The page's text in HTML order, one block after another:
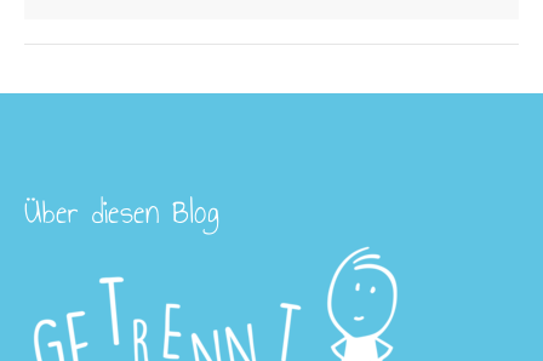
Über diesen Blog